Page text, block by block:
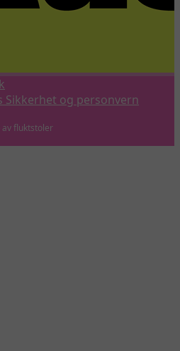
Sikkerhet og personvern
fluktstoler